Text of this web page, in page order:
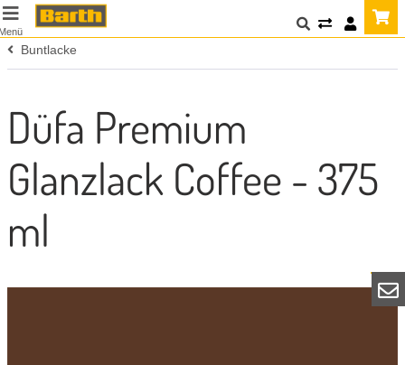
Buntlacke
Düfa Premium
Glanzlack Coffee - 375
ml